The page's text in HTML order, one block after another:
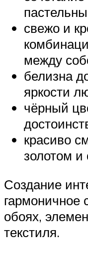
свежо и
между
белизна
яркости
чёрный
красиво
золотом и
Создание
гармоничное
обоях,
текстиля.